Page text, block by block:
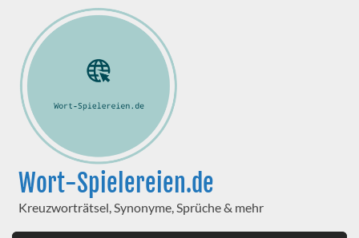
Wort-Spielereien.de
Kreuzworträtsel, Synonyme, Sprüche & mehr